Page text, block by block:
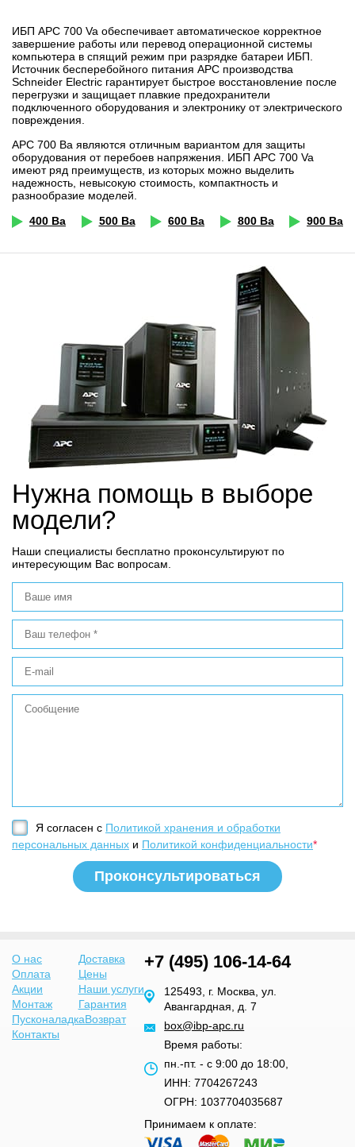
ИБП APC 700 Va обеспечивает автоматическое корректное
завершение работы или перевод операционной системы
компьютера в спящий режим при разрядке батареи ИБП.
Источник бесперебойного питания APC производства
Schneider Electric гарантирует быстрое восстановление после
перегрузки и защищает плавкие предохранители
подключенного оборудования и электронику от электрического
повреждения.
APC 700 Ва являются отличным вариантом для защиты
оборудования от перебоев напряжения. ИБП APC 700 Va
имеют ряд преимуществ, из которых можно выделить
надежность, невысокую стоимость, компактность и
разнообразие моделей.
400 Ва
500 Ва 600 Ва 800 Ва 900 Ва
Нужна помощь в выборе
модели?
Наши специалисты бесплатно проконсультируют по
интересующим Вас вопросам.
Я согласен с Политикой хранения и обработки
персональных данных и Политикой конфиденциальности*
О нас
Доставка
Оплата
Цены
Акции
Наши услуги
Монтаж
Гарантия
ПусконаладкаВозврат
Контакты
+7 (495) 106-14-64
125493, г. Москва, ул.
Авангардная, д. 7
box@ibp-apc.ru
Время работы:
пн.-пт. - с 9:00 до 18:00,
ИНН: 7704267243
ОГРН: 1037704035687
Принимаем к оплате: